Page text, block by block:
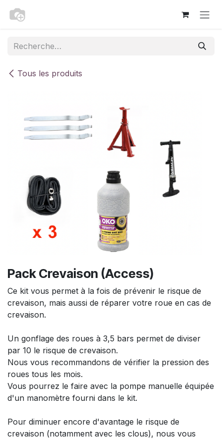
Tous les produits
Pack Crevaison (Access)
Ce kit vous permet à la fois de prévenir le risque de
crevaison, mais aussi de réparer votre roue en cas de
crevaison.
Un gonflage des roues à 3,5 bars permet de diviser
par 10 le risque de crevaison.
Nous vous recommandons de vérifier la pression des
roues tous les mois.
Vous pourrez le faire avec la pompe manuelle équipée
d'un manomètre fourni dans le kit.
Pour diminuer encore d'avantage le risque de
crevaison (notamment avec les clous), nous vous